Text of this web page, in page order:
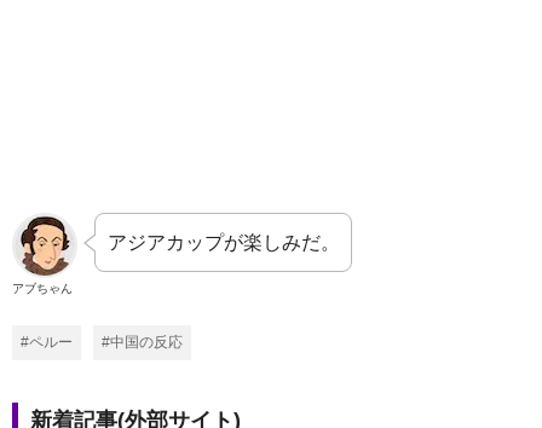
アブちゃん
アジアカップが楽しみだ。
#ペルー #中国の反応
新着記事(外部サイト)